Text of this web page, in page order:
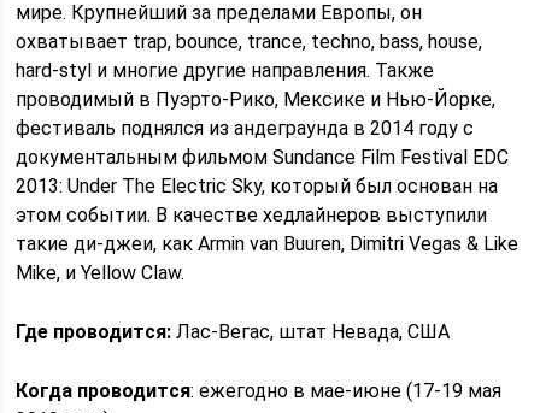
мире. Крупнейший за пределами Европы, он
охватывает trap, bounce, trance, techno, bass, house,
hard-styl и многие другие направления. Также
проводимый в Пуэрто-Рико, Мексике и Нью-Йорке,
фестиваль поднялся из андеграунда в 2014 году с
документальным фильмом Sundance Film Festival EDC
2013: Under The Electric Sky, который был основан на
этом событии. В качестве хедлайнеров выступили
такие ди-джеи, как Armin van Buuren, Dimitri Vegas & Like
Mike, и Yellow Claw.
Где проводится: Лас-Вегас, штат Невада, США
Когда проводится: ежегодно в мае-июне (17-19 мая